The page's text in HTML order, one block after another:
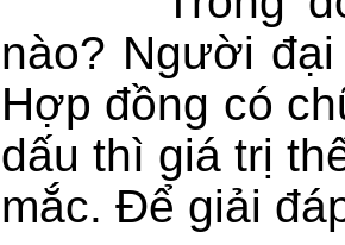
nào? Người
Hợp đồng có
dấu thì giá trị
mắc. Để giải